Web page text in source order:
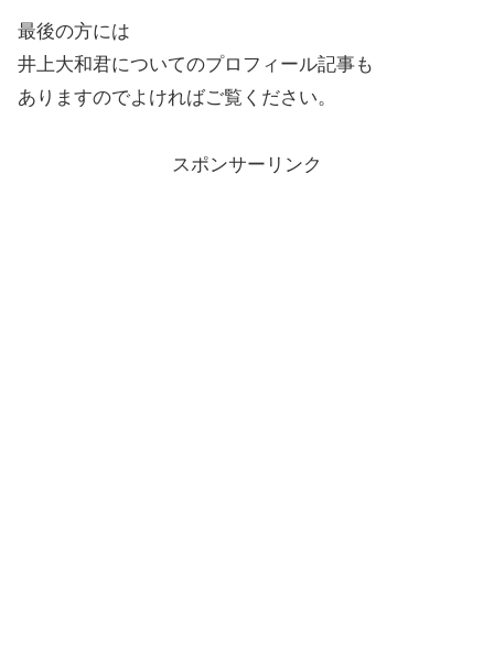
最後の方には
井上大和君についてのプロフィール記事も
ありますのでよければご覧ください。
スポンサーリンク